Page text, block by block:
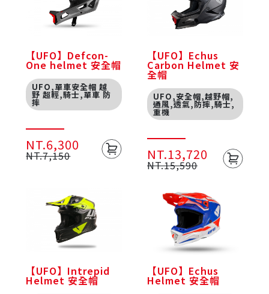
【UFO】Defcon-
One helmet 安全帽
UFO,單車安全帽 越
野 超輕,騎士,單車 防
摔
NT.7,150
NT.6,300
【UFO】Echus
Carbon Helmet 安
全帽
UFO,安全帽,越野帽,
通風,透氣,防摔,騎士,
重機
NT.15,590
NT.13,720
【UFO】Intrepid
Helmet 安全帽
【UFO】Echus
Helmet 安全帽